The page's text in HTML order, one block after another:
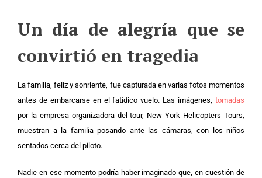
Un día de alegría que se
convirtió en tragedia
La familia, feliz y sonriente, fue capturada en varias fotos momentos
antes de embarcarse en el fatídico vuelo. Las imágenes, tomadas
por la empresa organizadora del tour, New York Helicopters Tours,
muestran a la familia posando ante las cámaras, con los niños
sentados cerca del piloto.
Nadie en ese momento podría haber imaginado que, en cuestión de